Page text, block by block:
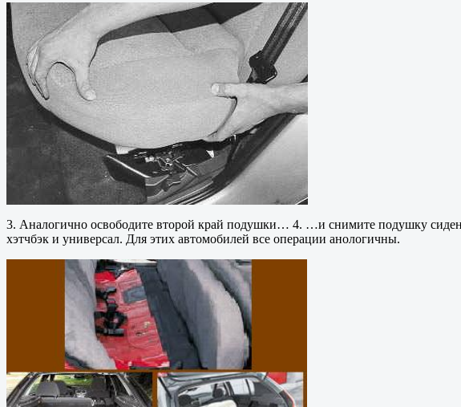
3. Аналогично освободите второй край подушки… 4. …и снимите подушку
хэтчбэк и универсал. Для этих автомобилей все операции анологичны.